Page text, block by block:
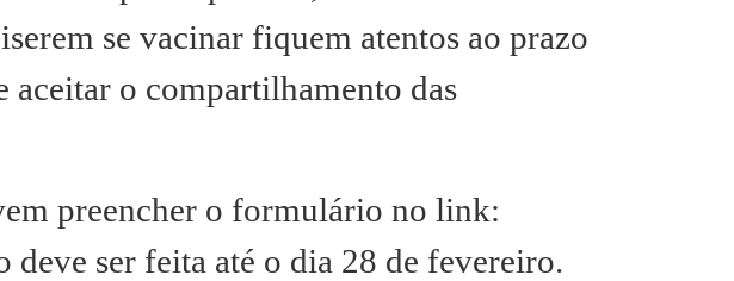
se vacinar fiquem atentos ao prazo
aceitar o compartilhamento das
preencher o formulário no link:
deve ser feita até o dia 28 de fevereiro.